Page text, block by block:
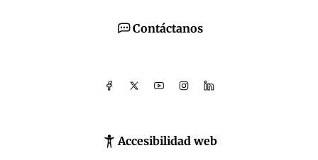
Contáctanos
Accesibilidad web